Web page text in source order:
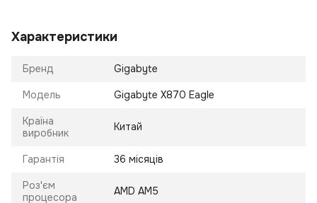
Характеристики
Бренд Gigabyte
Модель Gigabyte X870 Eagle
Країна
виробник
Китай
Гарантія 36 місяців
Роз'єм
процесора
AMD AM5